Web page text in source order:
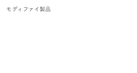
モディファイ製品